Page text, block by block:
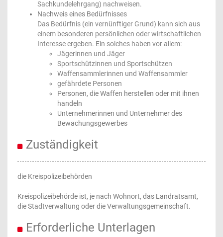
Sachkundelehrgang) nachweisen.
Nachweis eines Bedürfnisses
Das Bedürfnis (ein vernünftiger Grund) kann sich aus
einem besonderen persönlichen oder wirtschaftlichen
Interesse ergeben. Ein solches haben vor allem:
Jägerinnen und Jäger
Sportschützinnen und Sportschützen
Waffensammlerinnen und Waffensammler
gefährdete Personen
Personen, die Waffen herstellen oder mit ihnen
handeln
Unternehmerinnen und Unternehmer des
Bewachungsgewerbes
Zuständigkeit
die Kreispolizeibehörden
Kreispolizeibehörde ist, je nach Wohnort, das Landratsamt,
die Stadtverwaltung oder die Verwaltungsgemeinschaft.
Erforderliche Unterlagen